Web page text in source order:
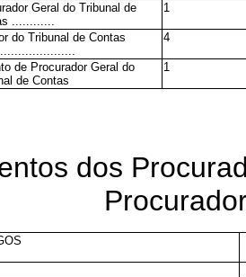
Geral do Tribunal de
............
1
do Tribunal de Contas
4
de Procurador Geral do
de Contas
1
dos